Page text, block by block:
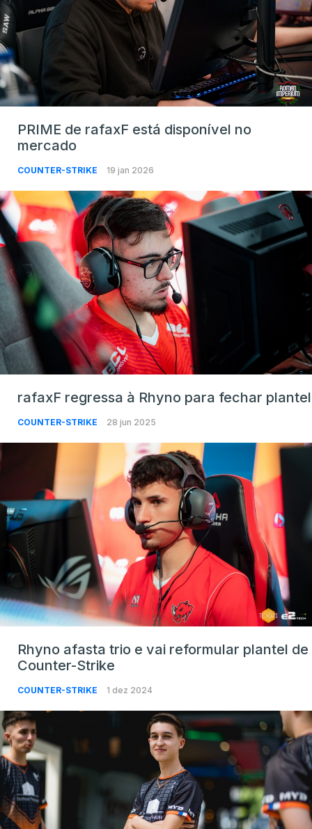
PRIME de rafaxF está disponível no
mercado
COUNTER-STRIKE 19 jan 2026
rafaxF regressa à Rhyno para fechar plantel
COUNTER-STRIKE 28 jun 2025
Rhyno afasta trio e vai reformular plantel de
Counter-Strike
COUNTER-STRIKE 1 dez 2024